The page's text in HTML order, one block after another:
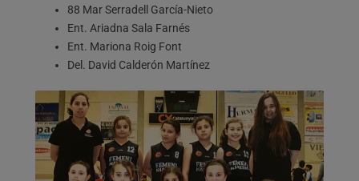
88 Mar Serradell García-Nieto
Ent. Ariadna Sala Farnés
Ent. Mariona Roig Font
Del. David Calderón Martínez